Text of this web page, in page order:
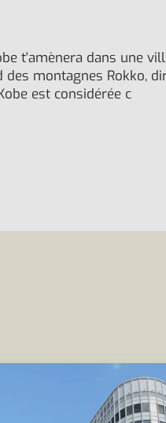
t'amènera dans une
montagnes Rokko,
est considérée c